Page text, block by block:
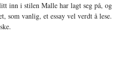
inn i stilen Malle har lagt seg på, og
som vanlig, et essay vel verdt å lese.